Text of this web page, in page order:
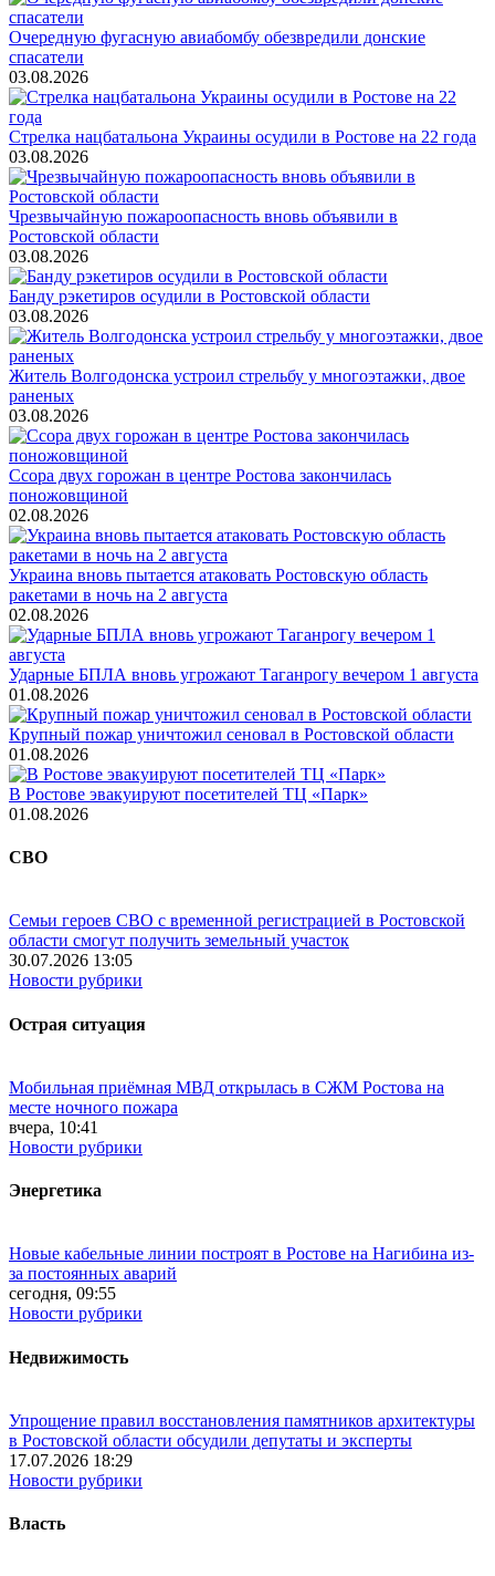
Очередную фугасную авиабомбу обезвредили донские
спасатели
03.08.2026
Стрелка нацбатальона Украины осудили в Ростове на 22 года
03.08.2026
Чрезвычайную пожароопасность вновь объявили в
Ростовской области
03.08.2026
Банду рэкетиров осудили в Ростовской области
03.08.2026
Житель Волгодонска устроил стрельбу у многоэтажки, двое
раненых
03.08.2026
Ссора двух горожан в центре Ростова закончилась
поножовщиной
02.08.2026
Украина вновь пытается атаковать Ростовскую область
ракетами в ночь на 2 августа
02.08.2026
Ударные БПЛА вновь угрожают Таганрогу вечером 1 августа
01.08.2026
Крупный пожар уничтожил сеновал в Ростовской области
01.08.2026
В Ростове эвакуируют посетителей ТЦ «Парк»
01.08.2026
СВО
Семьи героев СВО с временной регистрацией в Ростовской
области смогут получить земельный участок
30.07.2026 13:05
Новости рубрики
Острая ситуация
Мобильная приёмная МВД открылась в СЖМ Ростова на
месте ночного пожара
вчера, 10:41
Новости рубрики
Энергетика
Новые кабельные линии построят в Ростове на Нагибина из-
за постоянных аварий
сегодня, 09:55
Новости рубрики
Недвижимость
Упрощение правил восстановления памятников архитектуры
в Ростовской области обсудили депутаты и эксперты
17.07.2026 18:29
Новости рубрики
Власть